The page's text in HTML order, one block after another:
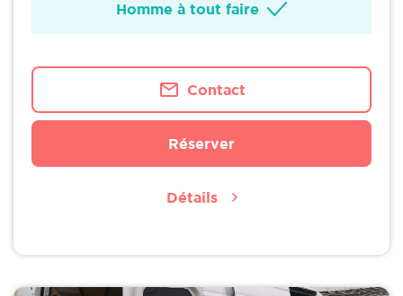
Homme à tout faire
Contact
Réserver
Détails